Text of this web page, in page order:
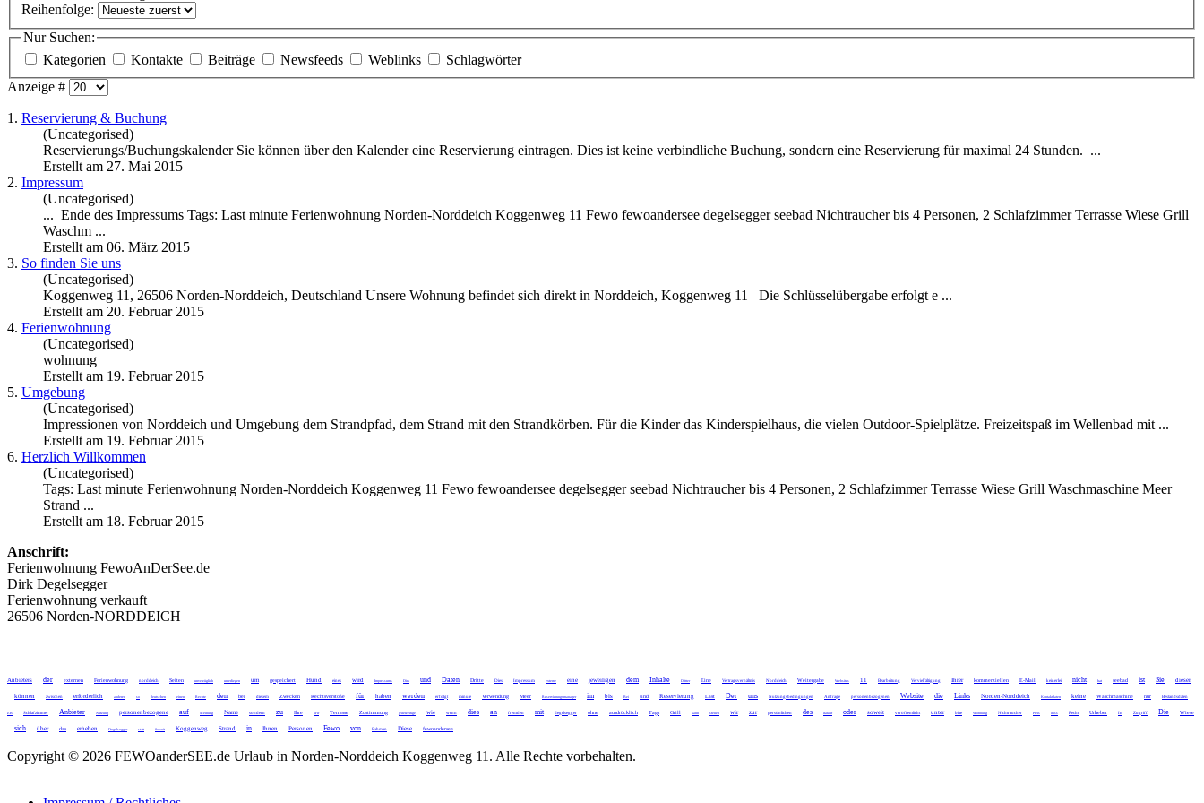
Reihenfolge:
Nur Suchen:
Kategorien
Kontakte Beiträge Newsfeeds Weblinks
Schlagwörter
Anzeige #
1. Reservierung & Buchung
(Uncategorised)
Reservierungs/Buchungskalender Sie können über den Kalender eine Reservierung eintragen. Dies ist keine verbindliche Buchung, sondern eine Reservierung für maximal 24 Stunden. ...
Erstellt am 27. Mai 2015
2. Impressum
(Uncategorised)
... Ende des Impressums Tags: Last minute Ferienwohnung Norden-Norddeich Koggenweg 11 Fewo fewoandersee degelsegger seebad Nichtraucher bis 4 Personen, 2 Schlafzimmer Terrasse Wiese Grill
Waschm ...
Erstellt am 06. März 2015
3. So finden Sie uns
(Uncategorised)
Koggenweg 11, 26506 Norden-Norddeich, Deutschland Unsere Wohnung befindet sich direkt in Norddeich, Koggenweg 11 Die Schlüsselübergabe erfolgt e ...
Erstellt am 20. Februar 2015
4. Ferienwohnung
(Uncategorised)
wohnung
Erstellt am 19. Februar 2015
5. Umgebung
(Uncategorised)
Impressionen von Norddeich und Umgebung dem Strandpfad, dem Strand mit den Strandkörben. Für die Kinder das Kinderspielhaus, die vielen Outdoor-Spielplätze. Freizeitspaß im Wellenbad mit ...
Erstellt am 19. Februar 2015
6. Herzlich Willkommen
(Uncategorised)
Tags: Last minute Ferienwohnung Norden-Norddeich Koggenweg 11 Fewo fewoandersee degelsegger seebad Nichtraucher bis 4 Personen, 2 Schlafzimmer Terrasse Wiese Grill Waschmaschine Meer
Strand ...
Erstellt am 18. Februar 2015
Anschrift:
Ferienwohnung FewoAnDerSee.de
Dirk Degelsegger
Ferienwohnung verkauft
26506 Norden-NORDDEICH
Anbieters der externen Ferienwohnung norddeich Seiten unverzüglich unterliegen um gespeichert Hund eines wird Impressums Dirk und Daten Dritte Dies Impressum externe eine jeweiligen dem Inhalte Dritter Eine Vertragsverhältnis Norddeich Weitergabe Websites 11 Bearbeitung Vervielfältigung Ihrer kommerziellen E-Mail keinerlei nicht hat seebad ist Sie dieser
können zwischen erforderlich anderen so deutschen einen Rechte den bei diesem Zwecken Rechtsverstöße für haben werden erfolgt minute Verwendung Meer Reservierungsmanager im bis Bei sind Reservierung Last Der uns Nutzungsbedingungen Anfrage personenbezogenen Website die Links Norden-Norddeich Kontaktdaten keine Waschmaschine nur Bestandsdaten
z.B Schlafzimmer Anbieter Nutzung personenbezogene auf Meinung Name sondern zu Ihre Wir Terrasse Zustimmung jederzeitige wie wenn dies an fremden mit degelsegger ohne ausdrücklich Tags Grill kann stellen wir zur persönlichen des darauf oder soweit veröffentlicht unter bitte Wohnung Nichtraucher Preis dass Recht Urheber In Zugriff Die Wiese
sich über das erheben Degelsegger statt Soweit Koggenweg Strand in Ihnen Personen Fewo von Rahmen Diese fewoandersee
Copyright © 2026 FEWOanderSEE.de Urlaub in Norden-Norddeich Koggenweg 11. Alle Rechte vorbehalten.